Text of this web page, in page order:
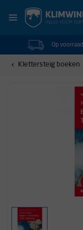
Op
Klettersteig boeken